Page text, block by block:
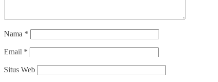
Nama *
Email *
Situs Web